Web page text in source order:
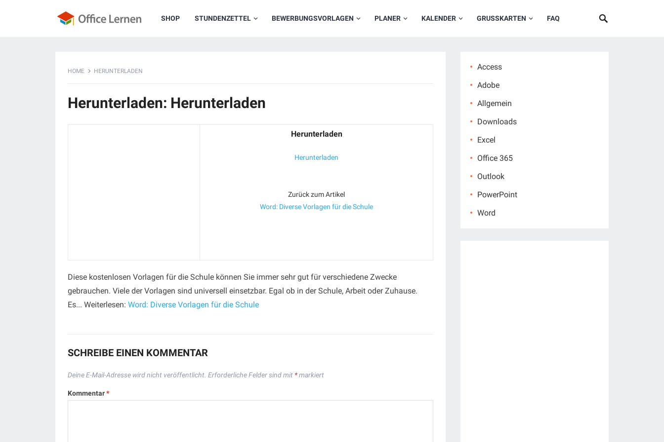
SHOP STUNDENZETTEL BEWERBUNGSVORLAGEN PLANER KALENDER GRUSSKARTEN FAQ
HOME HERUNTERLADEN
Herunterladen: Herunterladen
Herunterladen
Herunterladen
Zurück zum Artikel
Word: Diverse Vorlagen für die Schule
Diese kostenlosen Vorlagen für die Schule können Sie immer sehr gut für verschiedene Zwecke
gebrauchen. Viele der Vorlagen sind universell einsetzbar. Egal ob in der Schule, Arbeit oder Zuhause.
Es... Weiterlesen: Word: Diverse Vorlagen für die Schule
SCHREIBE EINEN KOMMENTAR
Deine E-Mail-Adresse wird nicht veröffentlicht. Erforderliche Felder sind mit *markiert
Kommentar*
Access
Adobe
Allgemein
Downloads
Excel
Office 365
Outlook
PowerPoint
Word